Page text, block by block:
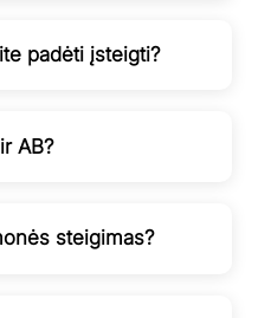
padėti įsteigti?
AB?
steigimas?